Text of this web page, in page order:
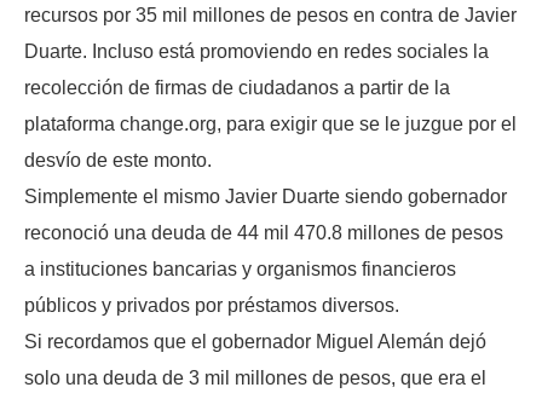
recursos por 35 mil millones de pesos en contra de Javier
Duarte. Incluso está promoviendo en redes sociales la
recolección de firmas de ciudadanos a partir de la
plataforma change.org, para exigir que se le juzgue por el
desvío de este monto.
Simplemente el mismo Javier Duarte siendo gobernador
reconoció una deuda de 44 mil 470.8 millones de pesos
a instituciones bancarias y organismos financieros
públicos y privados por préstamos diversos.
Si recordamos que el gobernador Miguel Alemán dejó
solo una deuda de 3 mil millones de pesos, que era el